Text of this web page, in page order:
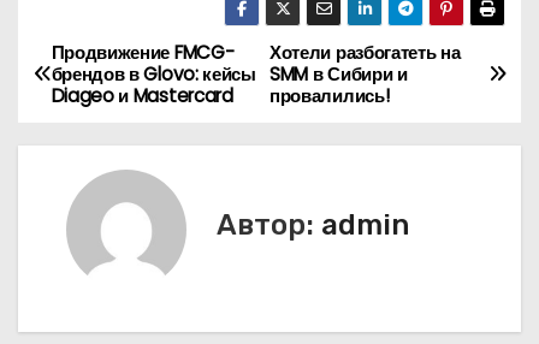
Н
а
Хотели разбогатеть на
SMM в Сибири и
провалились!
Продвижение FMCG-
брендов в Glovo: кейсы
Diageo и Mastercard
Автор: admin